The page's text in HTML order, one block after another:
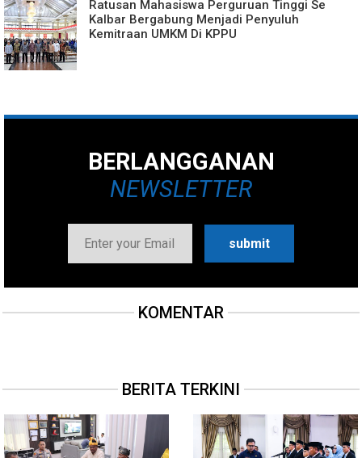
Ratusan Mahasiswa Perguruan Tinggi Se
Kalbar Bergabung Menjadi Penyuluh
Kemitraan UMKM Di KPPU
BERLANGGANAN
NEWSLETTER
KOMENTAR
BERITA TERKINI